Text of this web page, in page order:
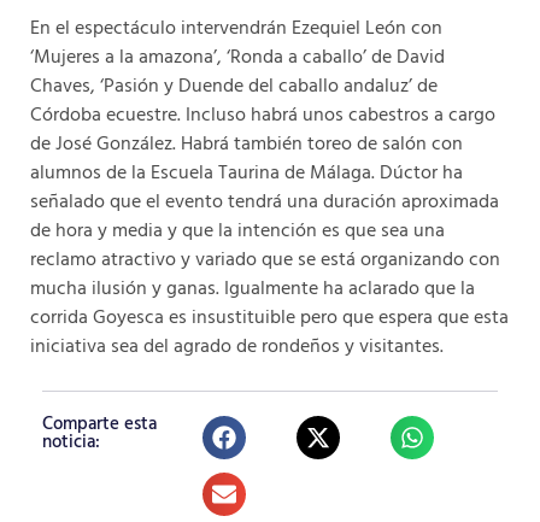
En el espectáculo intervendrán Ezequiel León con
‘Mujeres a la amazona’, ‘Ronda a caballo’ de David
Chaves, ‘Pasión y Duende del caballo andaluz’ de
Córdoba ecuestre. Incluso habrá unos cabestros a cargo
de José González. Habrá también toreo de salón con
alumnos de la Escuela Taurina de Málaga. Dúctor ha
señalado que el evento tendrá una duración aproximada
de hora y media y que la intención es que sea una
reclamo atractivo y variado que se está organizando con
mucha ilusión y ganas. Igualmente ha aclarado que la
corrida Goyesca es insustituible pero que espera que esta
iniciativa sea del agrado de rondeños y visitantes.
Comparte esta
noticia: